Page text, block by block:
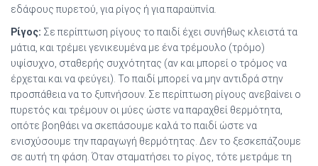
εδάφους πυρετού, για ρίγος ή για παραϋπνία.
Ρίγος: Σε περίπτωση ρίγους το παιδί έχει συνήθως κλειστά τα
μάτια, και τρέμει γενικευμένα με ένα τρέμουλο (τρόμο)
υψίσυχνο, σταθερής συχνότητας (αν και μπορεί ο τρόμος να
έρχεται και να φεύγει). Το παιδί μπορεί να μην αντιδρά στην
προσπάθεια να το ξυπνήσουν. Σε περίπτωση ρίγους ανεβαίνει ο
πυρετός και τρέμουν οι μύες ώστε να παραχθεί θερμότητα,
οπότε βοηθάει να σκεπάσουμε καλά το παιδί ώστε να
ενισχύσουμε την παραγωγή θερμότητας. Δεν το ξεσκεπάζουμε
σε αυτή τη φάση. Όταν σταματήσει το ρίγος, τότε μετράμε τη